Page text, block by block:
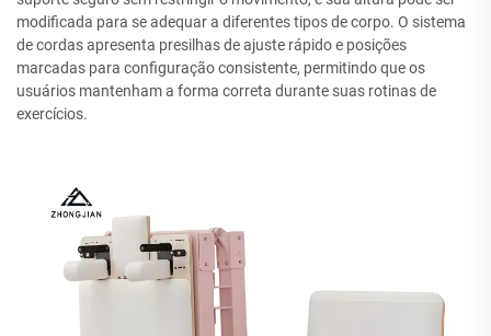
modificada para se adequar a diferentes tipos de corpo. O sistema
de cordas apresenta presilhas de ajuste rápido e posições
marcadas para configuração consistente, permitindo que os
usuários mantenham a forma correta durante suas rotinas de
exercícios.